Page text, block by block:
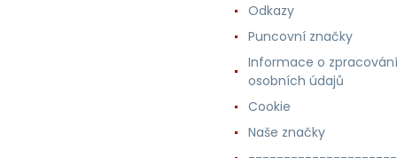
Odkazy
Puncovní značky
Informace o zpracování
osobních údajů
Cookie
Naše značky